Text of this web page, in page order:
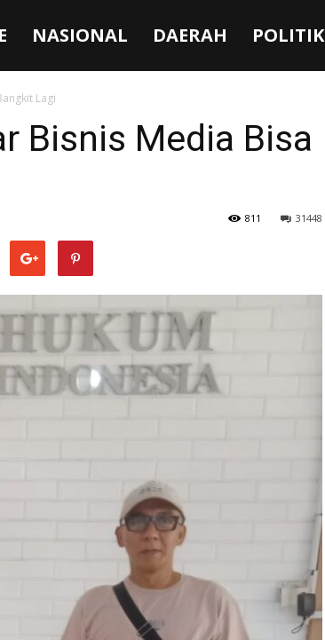
NASIONAL DAERAH POLITIK
Lagi
Bisnis Media Bisa
31448
811